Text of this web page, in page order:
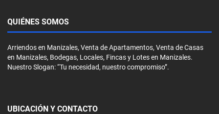
QUIÉNES SOMOS
Arriendos en Manizales, Venta de Apartamentos, Venta de Casas
en Manizales, Bodegas, Locales, Fincas y Lotes en Manizales.
Nuestro Slogan: “Tu necesidad, nuestro compromiso”.
UBICACIÓN Y CONTACTO